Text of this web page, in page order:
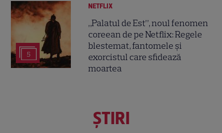
5
NETFLIX
„Palatul de Est”, noul fenomen
coreean de pe Netflix: Regele
blestemat, fantomele și
exorcistul care sfidează
moartea
ŞTIRI